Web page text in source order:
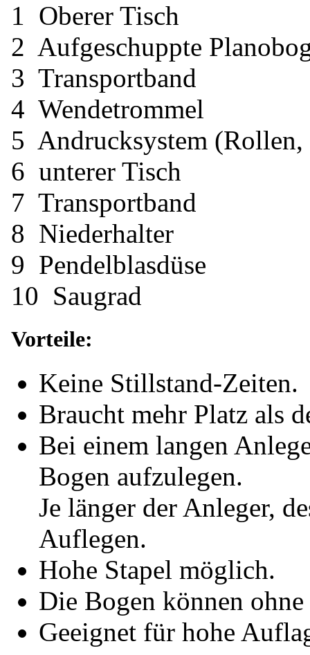
1 Oberer Tisch
2 Aufgeschuppte
3 Transportband
4 Wendetrommel
5 Andrucksystem (Rollen,
6 unterer Tisch
7 Transportband
8 Niederhalter
9 Pendelblasdüse
10 Saugrad
Vorteile:
Keine Stillstand-Zeiten.
Braucht mehr Platz als
Bei einem langen
Bogen aufzulegen.
Je länger der Anleger,
Auflegen.
Hohe Stapel möglich.
Die Bogen können
Geeignet für hohe